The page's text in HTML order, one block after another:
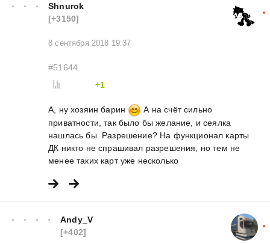
Shnurok
[+3150]
8 сентября 2018 19:37
#51644
+1
А, ну хозяин барин
А на счёт сильно
приватности, так было бы желание, и сеялка
нашлась бы. Разрешение? На функционал карты
ДК никто не спрашивал разрешения, но тем не
менее таких карт уже несколько
Andy_V
[+402]